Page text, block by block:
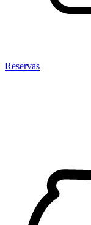
Reservas